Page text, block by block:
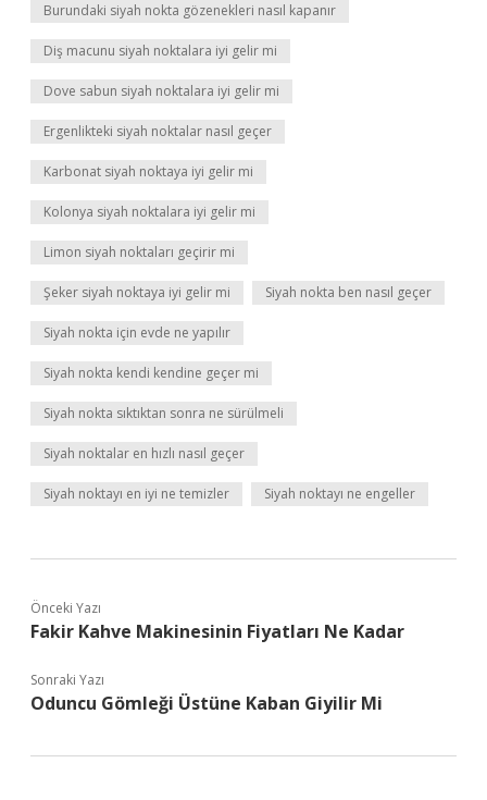
Burundaki siyah nokta gözenekleri nasıl kapanır
Diş macunu siyah noktalara iyi gelir mi
Dove sabun siyah noktalara iyi gelir mi
Ergenlikteki siyah noktalar nasıl geçer
Karbonat siyah noktaya iyi gelir mi
Kolonya siyah noktalara iyi gelir mi
Limon siyah noktaları geçirir mi
Şeker siyah noktaya iyi gelir mi Siyah nokta ben nasıl geçer
Siyah nokta için evde ne yapılır
Siyah nokta kendi kendine geçer mi
Siyah nokta sıktıktan sonra ne sürülmeli
Siyah noktalar en hızlı nasıl geçer
Siyah noktayı en iyi ne temizler Siyah noktayı ne engeller
Önceki Yazı
Fakir Kahve Makinesinin Fiyatları Ne Kadar
Sonraki Yazı
Oduncu Gömleği Üstüne Kaban Giyilir Mi